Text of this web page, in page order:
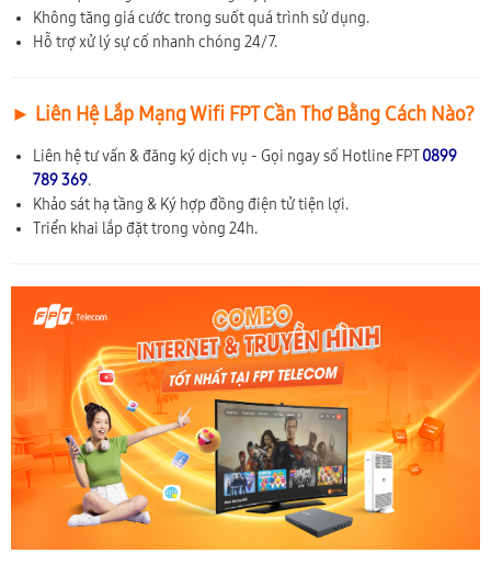
Không tăng giá cước trong suốt quá trình sử dụng.
Hỗ trợ xử lý sự cố nhanh chóng 24/7.
► Liên Hệ Lắp Mạng Wifi FPT Cần Thơ Bằng Cách Nào?
Liên hệ tư vấn & đăng ký dịch vụ - Gọi ngay số Hotline FPT0899
789 369.
Khảo sát hạ tầng & Ký hợp đồng điện tử tiện lợi.
Triển khai lắp đặt trong vòng 24h.